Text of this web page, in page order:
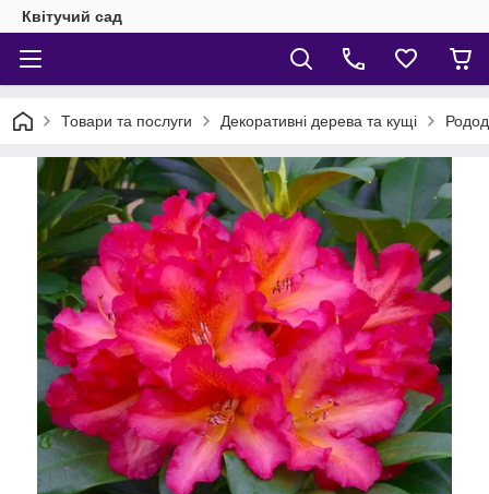
Квітучий сад
Товари та послуги Декоративні дерева та кущі